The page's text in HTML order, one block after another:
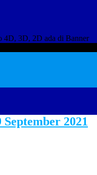
4D, 3D, 2D ada di Banner
2021